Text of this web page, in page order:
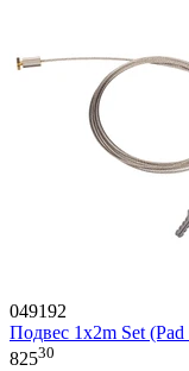
049192
Подвес 1x2m Set
82530